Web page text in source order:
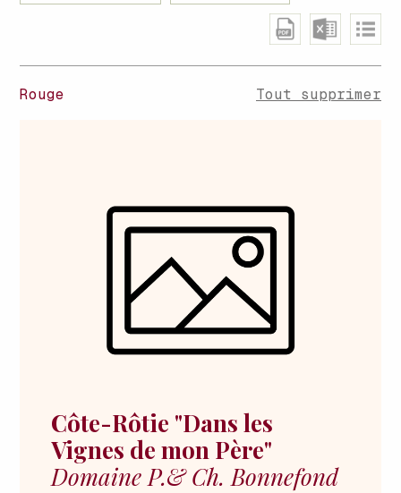
Rouge Tout supprimer
Côte-Rôtie "Dans les
Vignes de mon Père"
Domaine P.& Ch. Bonnefond